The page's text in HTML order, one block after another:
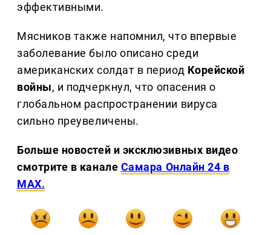
эффективными.
Мясников также напомнил, что впервые
заболевание было описано среди
американских солдат в период Корейской
войны, и подчеркнул, что опасения о
глобальном распространении вируса
сильно преувеличены.
Больше новостей и эксклюзивных видео
смотрите в канале Самара Онлайн 24 в
MAX.